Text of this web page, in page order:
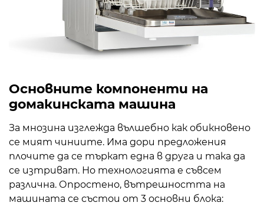
Основните компоненти на
домакинската машина
За мнозина изглежда вълшебно как обикновено
се мият чиниите. Има дори предложения
плочите да се търкат една в друга и така да
се изтриват. Но технологията е съвсем
различна. Опростено, вътрешността на
машината се състои от 3 основни блока: